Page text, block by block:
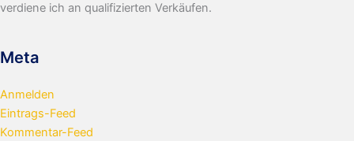
verdiene ich an qualifizierten Verkäufen.
Meta
Anmelden
Eintrags-Feed
Kommentar-Feed